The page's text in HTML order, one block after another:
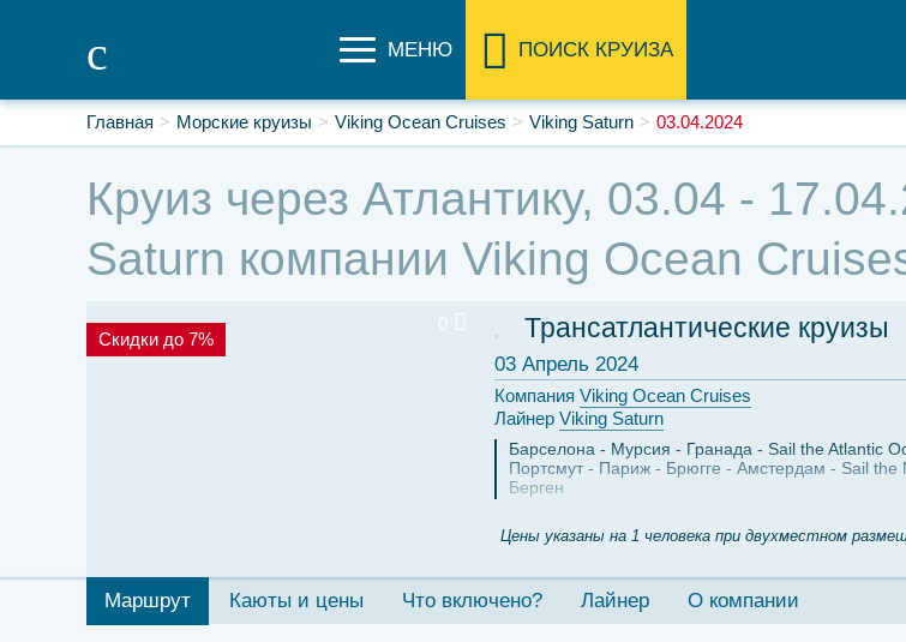
МЕНЮ ПОИСК КРУИЗА
Главная Морские круизы Viking Ocean Cruises Viking Saturn 03.04.2024
Круиз через Атлантику, 03.04 -
Saturn компании Viking Ocean
Трансатлантические круизы
03 Апрель 2024
Скидки до 7%
0
Компания Viking Ocean Cruises
Лайнер Viking Saturn
Барселона Мурсия Гранада Sail the Atlantic
Портсмут
Париж Брюгге Амстердам Sail the
Берген
Цены указаны на 1 человека при двухместном
Маршрут Каюты и цены Что включено? Лайнер О компании